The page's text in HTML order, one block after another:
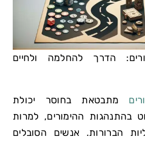
הדרך להחלמה ולחיים
מתבטאת בחוסר יכולת
בהתנהגות ההימורים, למרות
הברורות. אנשים הסובלים